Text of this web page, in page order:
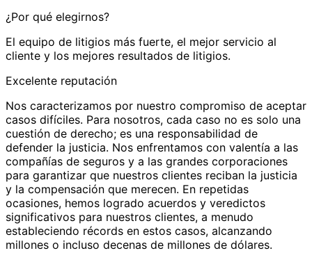
¿Por qué elegirnos?
El equipo de litigios más fuerte, el mejor servicio al
cliente y los mejores resultados de litigios.
Excelente reputación
Nos caracterizamos por nuestro compromiso de aceptar
casos difíciles. Para nosotros, cada caso no es solo una
cuestión de derecho; es una responsabilidad de
defender la justicia. Nos enfrentamos con valentía a las
compañías de seguros y a las grandes corporaciones
para garantizar que nuestros clientes reciban la justicia
y la compensación que merecen. En repetidas
ocasiones, hemos logrado acuerdos y veredictos
significativos para nuestros clientes, a menudo
estableciendo récords en estos casos, alcanzando
millones o incluso decenas de millones de dólares.